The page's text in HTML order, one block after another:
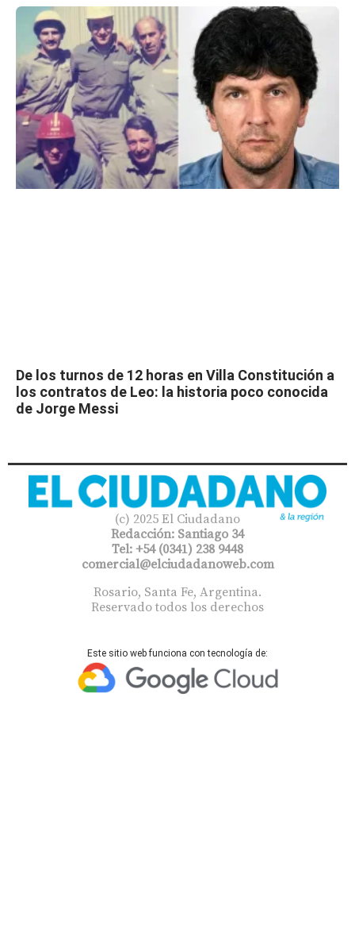
De los turnos de 12 horas en Villa Constitución a
los contratos de Leo: la historia poco conocida
de Jorge Messi
(c) 2025 El Ciudadano
Redacción: Santiago 34
Tel: +54 (0341) 238 9448
comercial@elciudadanoweb.com​
Rosario, Santa Fe, Argentina.
Reservado todos los derechos
Este sitio web funciona con tecnología de: